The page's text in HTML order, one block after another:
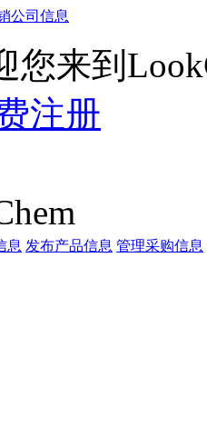
公司信息
您来到
注册
息 发布产品信息 管理采购信息